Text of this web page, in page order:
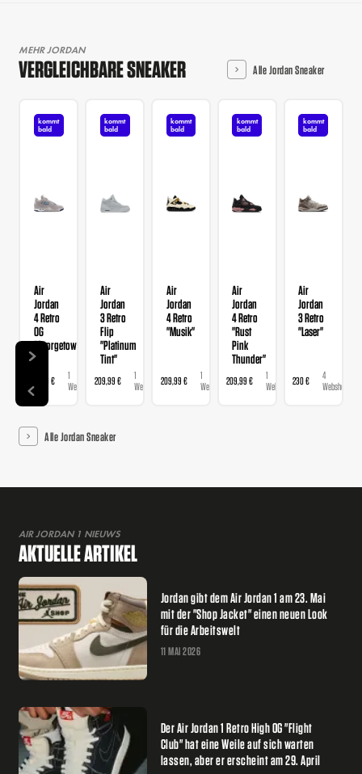
MEHR JORDAN
VERGLEICHBARE SNEAKER Alle Jordan Sneaker
kommt
bald
Air
Jordan
4 Retro
OG
"Georgetown"
209,99 €
1
Webshop
kommt
bald
Air
Jordan
3 Retro
Flip
"Platinum
Tint"
209,99 €
1
Webshop
kommt
bald
Air
Jordan
4 Retro
"Musik"
209,99 €
1
Webshop
kommt
bald
Air
Jordan
4 Retro
"Rust
Pink
Thunder"
209,99 €
1
Webshop
kommt
bald
Air
Jordan
3 Retro
"Laser"
230 €
4
Webshops
Alle Jordan Sneaker
AIR JORDAN 1 NIEUWS
AKTUELLE ARTIKEL
Jordan gibt dem Air Jordan 1 am 23. Mai
mit der "Shop Jacket" einen neuen Look
für die Arbeitswelt
11 MAI 2026
Der Air Jordan 1 Retro High OG "Flight
Club" hat eine Weile auf sich warten
lassen, aber er erscheint am 29. April